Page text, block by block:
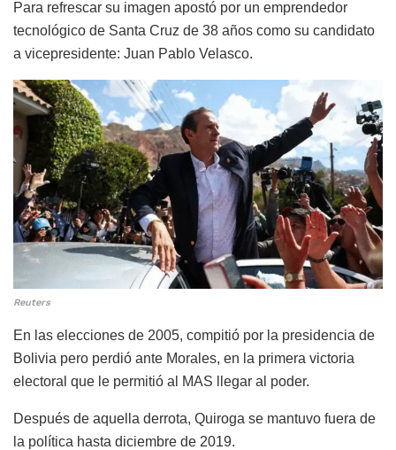
Para refrescar su imagen apostó por un emprendedor
tecnológico de Santa Cruz de 38 años como su candidato
a vicepresidente: Juan Pablo Velasco.
Reuters
En las elecciones de 2005, compitió por la presidencia de
Bolivia pero perdió ante Morales, en la primera victoria
electoral que le permitió al MAS llegar al poder.
Después de aquella derrota, Quiroga se mantuvo fuera de
la política hasta diciembre de 2019.